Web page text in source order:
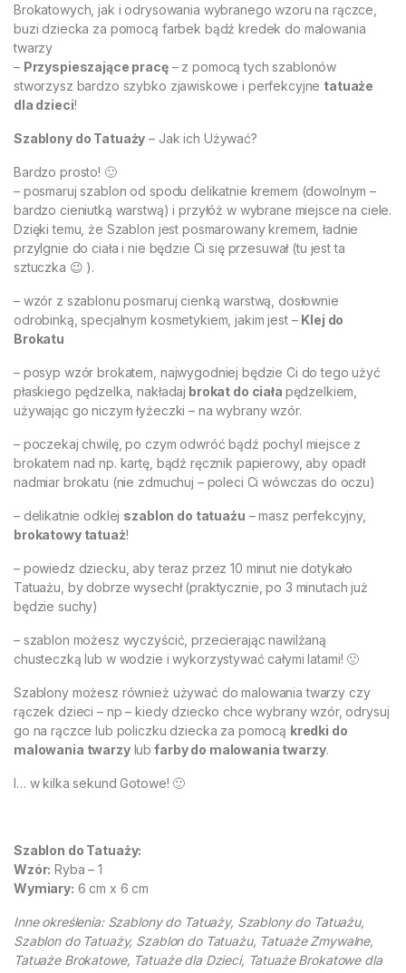
Brokatowych, jak i odrysowania wybranego wzoru na rączce,
buzi dziecka za pomocą farbek bądź kredek do malowania
twarzy
– Przyspieszające pracę– z pomocą tych szablonów
stworzysz bardzo szybko zjawiskowe i perfekcyjne tatuaże
dla dzieci!
Szablony do Tatuaży – Jak ich Używać?
Bardzo prosto! 🙂
– posmaruj szablon od spodu delikatnie kremem (dowolnym –
bardzo cieniutką warstwą) i przyłóż w wybrane miejsce na ciele.
Dzięki temu, że Szablon jest posmarowany kremem, ładnie
przylgnie do ciała i nie będzie Ci się przesuwał (tu jest ta
sztuczka 😉 ).
– wzór z szablonu posmaruj cienką warstwą, dosłownie
odrobinką, specjalnym kosmetykiem, jakim jest – Klej do
Brokatu
– posyp wzór brokatem, najwygodniej będzie Ci do tego użyć
płaskiego pędzelka, nakładaj brokat do ciała pędzelkiem,
używając go niczym łyżeczki – na wybrany wzór.
– poczekaj chwilę, po czym odwróć bądź pochyl miejsce z
brokatem nad np. kartę, bądź ręcznik papierowy, aby opadł
nadmiar brokatu (nie zdmuchuj – poleci Ci wówczas do oczu)
– delikatnie odklej szablon do tatuażu – masz perfekcyjny,
brokatowy tatuaż!
– powiedz dziecku, aby teraz przez 10 minut nie dotykało
Tatuażu, by dobrze wysechł (praktycznie, po 3 minutach już
będzie suchy)
– szablon możesz wyczyścić, przecierając nawilżaną
chusteczką lub w wodzie i wykorzystywać całymi latami! 🙂
Szablony możesz również używać do malowania twarzy czy
rączek dzieci – np – kiedy dziecko chce wybrany wzór, odrysuj
go na rączce lub policzku dziecka za pomocą kredki do
malowania twarzylub farby do malowania twarzy.
I… w kilka sekund Gotowe! 🙂
Szablon do Tatuaży:
Wzór: Ryba – 1
Wymiary: 6 cm x 6 cm
Inne określenia: Szablony do Tatuaży, Szablony do Tatuażu,
Szablon do Tatuaży, Szablon do Tatuażu, Tatuaże Zmywalne,
Tatuaże Brokatowe, Tatuaże dla Dzieci, Tatuaże Brokatowe dla